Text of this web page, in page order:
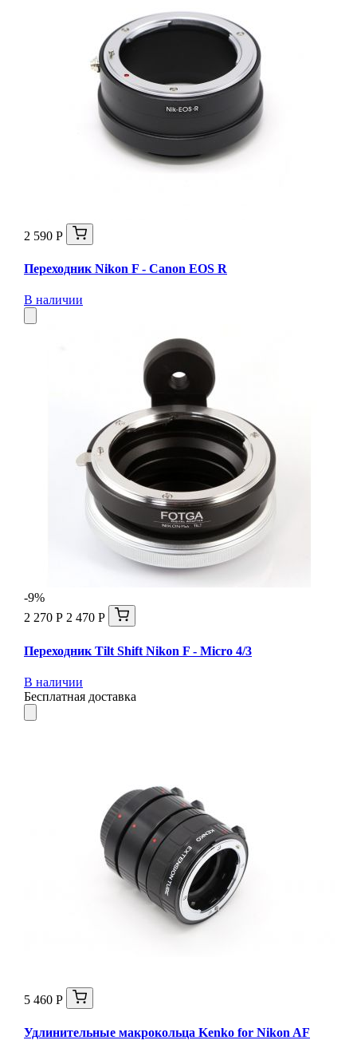
2 590 Р
Переходник Nikon F - Canon EOS R
В наличии
-9%
2 270 Р 2 470 Р
Переходник Tilt Shift Nikon F - Micro 4/3
В наличии
Бесплатная доставка
5 460 Р
Удлинительные макрокольца Kenko for Nikon AF